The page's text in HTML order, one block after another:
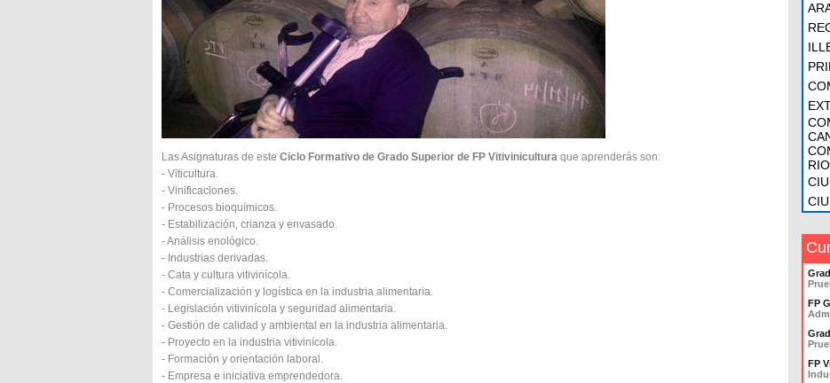
Las Asignaturas de este Ciclo Formativo de Grado Superior de FP Vitivinicultura que aprenderás son:
- Viticultura.
- Vinificaciones.
- Procesos bioquímicos.
- Estabilización, crianza y envasado.
- Análisis enológico.
- Industrias derivadas.
- Cata y cultura vitivinícola.
- Comercialización y logística en la industria alimentaria.
- Legislación vitivinícola y seguridad alimentaria.
- Gestión de calidad y ambiental en la industria alimentaria.
- Proyecto en la industria vitivinícola.
- Formación y orientación laboral.
- Empresa e iniciativa emprendedora.
FP
FP